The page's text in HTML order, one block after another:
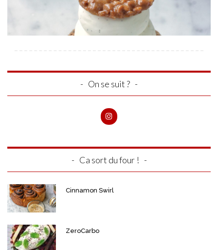
On se suit ?
Ca sort du four !
Cinnamon Swirl
ZeroCarbo